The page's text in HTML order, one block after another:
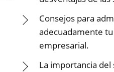
Consejos para
adecuadamente
empresarial.
La importancia